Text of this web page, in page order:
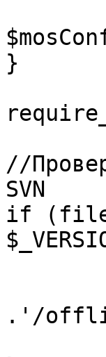
}
//
SVN
if
.'/